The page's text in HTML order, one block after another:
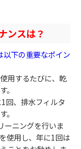
ンスは？
以下の重要なポイン
用するたびに、乾
。
回、排水フィルタ
。
ーニングを行いま
使用し、年に1回は